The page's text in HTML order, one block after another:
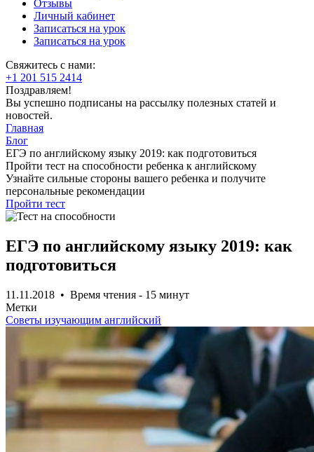
Отзывы
Личный кабинет
Записаться на урок
Записаться на урок
Свяжитесь с нами:
+1 201 515 2414
Поздравляем!
Вы успешно подписаны на рассылку полезных статей и
новостей.
Главная
Блог
ЕГЭ по английскому языку 2019: как подготовиться
Пройти тест на способности ребенка к английскому
Узнайте сильные стороны вашего ребенка и получите
персональные рекомендации
Пройти тест
ЕГЭ по английскому языку 2019: как
подготовиться
11.11.2018 • Время чтения - 15 минут
Метки
Советы изучающим английский